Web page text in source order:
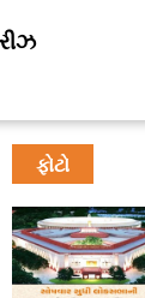
ફોટો